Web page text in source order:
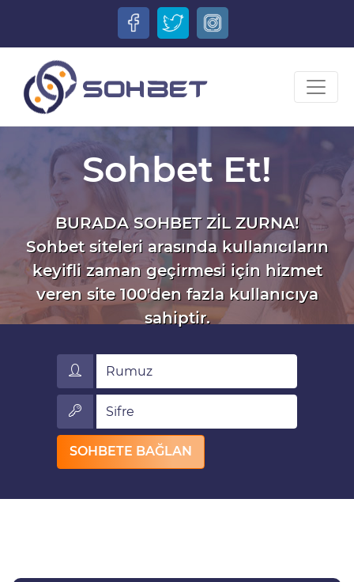
Sohbet Et!
BURADA SOHBET ZİL ZURNA!
Sohbet siteleri arasında kullanıcıların
keyifli zaman geçirmesi için hizmet
veren site 100'den fazla kullanıcıya
sahiptir.
Rumuz
Sifre
SOHBETE BAĞLAN